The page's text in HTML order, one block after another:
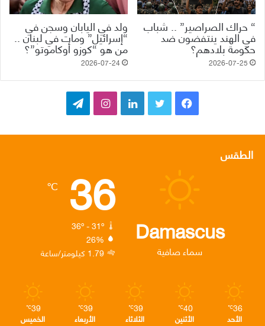
“ حراك الصراصير” .. شباب
في الهند ينتفضون ضد
حكومة بلادهم؟
2026-07-25
ولد في اليابان وسجن في
“إسرائيل” ومات في لبنان ..
من هو “كوزو أوكاموتو”؟
2026-07-24
ب
و
ق
ر
ا
ر
ا
الطقس
Damascus
سماء صافية
36
℃
36º - 31º
26%
1.79 كيلومتر/ساعة
36
℃
الأحد
40
℃
الأثنين
39
℃
الثلاثاء
39
℃
الأربعاء
39
℃
الخميس